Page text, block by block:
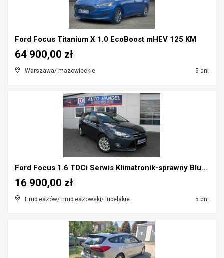
Ford Focus Titanium X 1.0 EcoBoost mHEV 125 KM
Warszawa/ mazowieckie 5 dni
64 900,00 zł
Ford Focus 1.6 TDCi Serwis Klimatronik-sprawny Blu...
Hrubieszów/ hrubieszowski/ lubelskie 5 dni
16 900,00 zł